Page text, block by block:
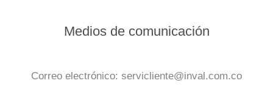
Medios de comunicación
Correo electrónico: servicliente@inval.com.co